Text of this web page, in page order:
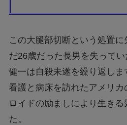
この大腿部切断という処置に
だ26歳だった長男を失って
健一は自殺未遂を繰り返し
看護と病床を訪れたアメリカ
ロイドの励ましにより生き
た。